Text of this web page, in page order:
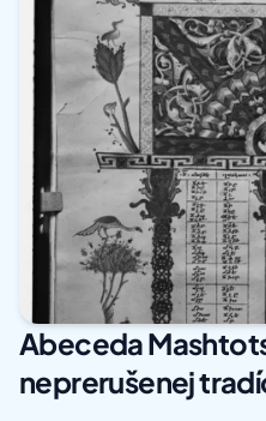
Abeceda
neprerušenej